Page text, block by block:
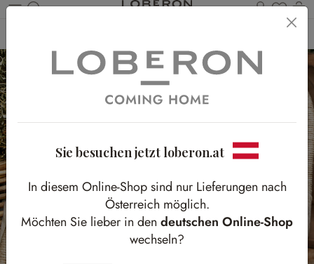
Du
Sie besuchen jetzt loberon.at
In diesem Online-Shop sind nur Lieferungen nach
Österreich möglich.
Möchten Sie lieber in den deutschen Online-Shop
wechseln?